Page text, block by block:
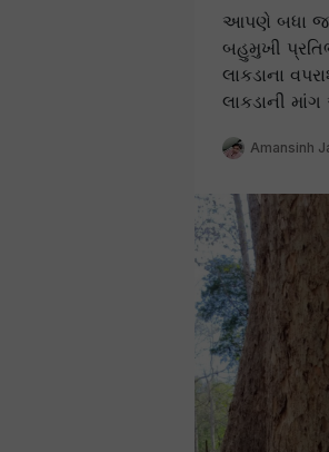
આપણે બધા જ
બહુમુખી
લાકડાના
લાકડાની
Amansinh